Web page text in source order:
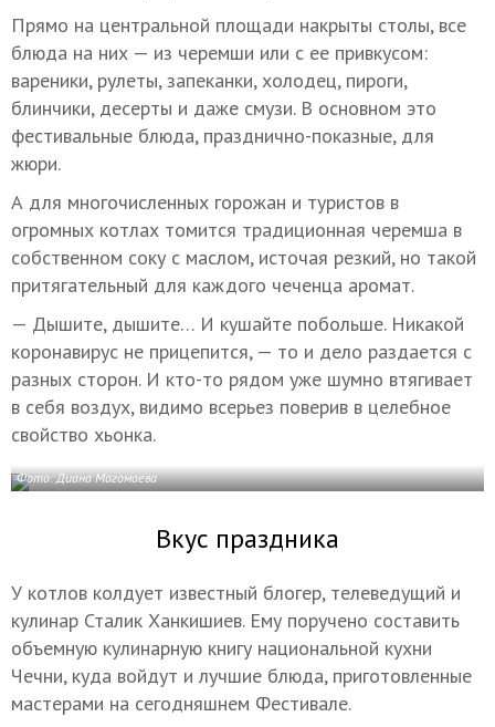
Прямо на центральной площади накрыты столы, все
блюда на них — из черемши или с ее привкусом:
вареники, рулеты, запеканки, холодец, пироги,
блинчики, десерты и даже смузи. В основном это
фестивальные блюда, празднично-показные, для
жюри.
А для многочисленных горожан и туристов в
огромных котлах томится традиционная черемша в
собственном соку с маслом, источая резкий, но такой
притягательный для каждого чеченца аромат.
— Дышите, дышите… И кушайте побольше. Никакой
коронавирус не прицепится, — то и дело раздается с
разных сторон. И кто-то рядом уже шумно втягивает
в себя воздух, видимо всерьез поверив в целебное
свойство хьонка.
Фото: Диана Магомаева
Вкус праздника
У котлов колдует известный блогер, телеведущий и
кулинар Сталик Ханкишиев. Ему поручено составить
объемную кулинарную книгу национальной кухни
Чечни, куда войдут и лучшие блюда, приготовленные
мастерами на сегодняшнем Фестивале.